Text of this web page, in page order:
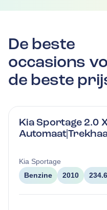
De beste
occasions
de beste
Kia Sportage 2.0
Kia Sportage
Benzine
2010